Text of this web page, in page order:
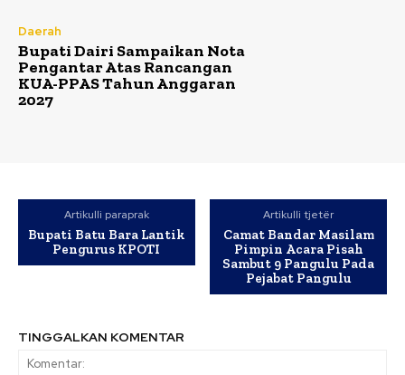
Daerah
Bupati Dairi Sampaikan Nota
Pengantar Atas Rancangan
KUA-PPAS Tahun Anggaran
2027
Artikulli paraprak
Bupati Batu Bara Lantik
Pengurus KPOTI
Artikulli tjetër
Camat Bandar Masilam
Pimpin Acara Pisah
Sambut 9 Pangulu Pada
Pejabat Pangulu
TINGGALKAN KOMENTAR